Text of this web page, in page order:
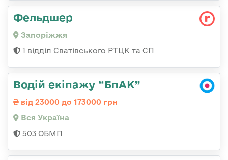
Фельдшер
Запоріжжя
1 відділ Сватівського РТЦК та СП
Водій екіпажу “БпАК”
від 23000 до 173000 грн
Вся Україна
503 ОБМП